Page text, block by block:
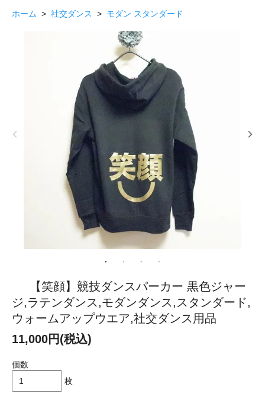
ホーム > 社交ダンス > モダン スタンダード
【笑顔】競技ダンスパーカー 黒色ジャー
ジ,ラテンダンス,モダンダンス,スタンダード,
ウォームアップウエア,社交ダンス用品
11,000円(税込)
個数
枚